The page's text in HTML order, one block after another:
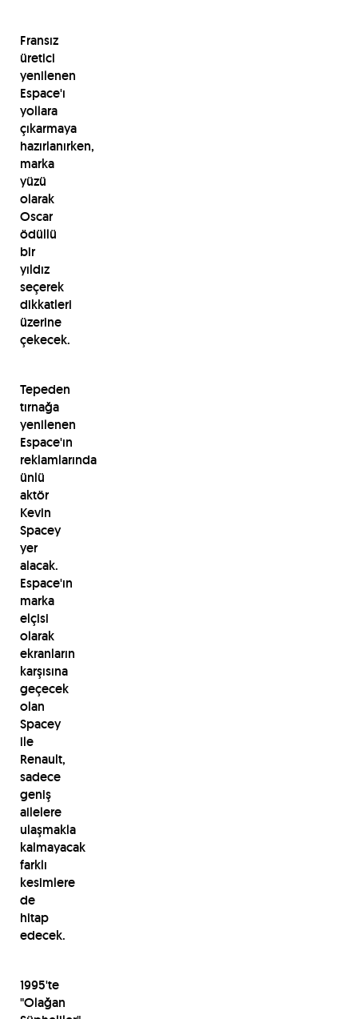
Fransız
üretici
yenilenen
Espace'ı
yollara
çıkarmaya
hazırlanırken,
marka
yüzü
olarak
Oscar
ödüllü
bir
yıldız
seçerek
dikkatleri
üzerine
çekecek.
Tepeden
tırnağa
yenilenen
Espace'ın
reklamlarında
ünlü
aktör
Kevin
Spacey
yer
alacak.
Espace'ın
marka
elçisi
olarak
ekranların
karşısına
geçecek
olan
Spacey
ile
Renault,
sadece
geniş
ailelere
ulaşmakla
kalmayacak
farklı
kesimlere
de
hitap
edecek.
1995'te
"Olağan